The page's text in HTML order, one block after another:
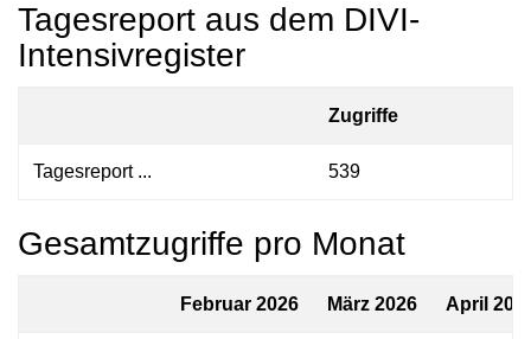
Tagesreport aus dem DIVI-
Intensivregister
Zugriffe
Tagesreport ... 539
Gesamtzugriffe pro Monat
Februar 2026 März 2026 April